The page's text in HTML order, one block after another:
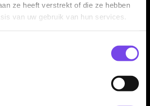
ze heeft verstrekt of die ze hebben
van uw gebruik van hun services.
mm
set van 3 dartpijlen